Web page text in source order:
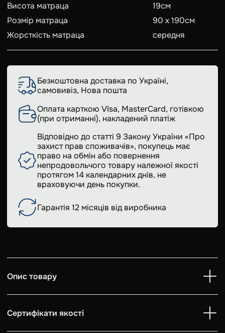
Висота матраца
19см
Розмір матраца
90 х 190см
Жорсткість матраца
середня
Безкоштовна доставка по Україні,
самовивіз, Нова пошта
Оплата карткою VIsa, MasterCard, готівкою
(при отриманні), накладений платіж
Відповідно до статті 9 Закону України «Про
захист прав споживачів», покупець має
право на обмін або повернення
непродовольчого товару належної якості
протягом 14 календарних днів, не
враховуючи день покупки.
Гарантія 12 місяців від виробника
Опис товару
Сертифікати якості